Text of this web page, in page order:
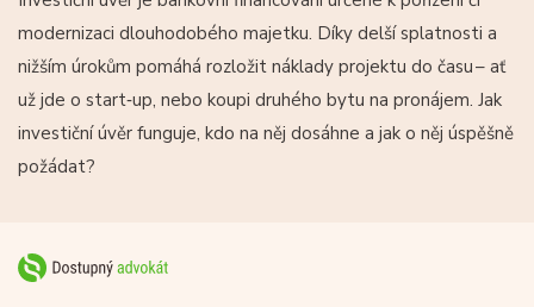
modernizaci dlouhodobého majetku. Díky delší splatnosti a
nižším úrokům pomáhá rozložit náklady projektu do času –⁠ ať
už jde o start‑up, nebo koupi druhého bytu na pronájem. Jak
investiční úvěr funguje, kdo na něj dosáhne a jak o něj úspěšně
požádat?